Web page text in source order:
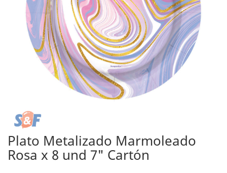
Plato Metalizado Marmoleado
Rosa x 8 und 7" Cartón
Saltar
comienzo